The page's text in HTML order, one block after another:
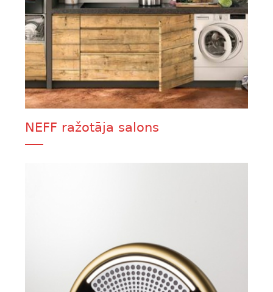
NEFF ražotāja salons